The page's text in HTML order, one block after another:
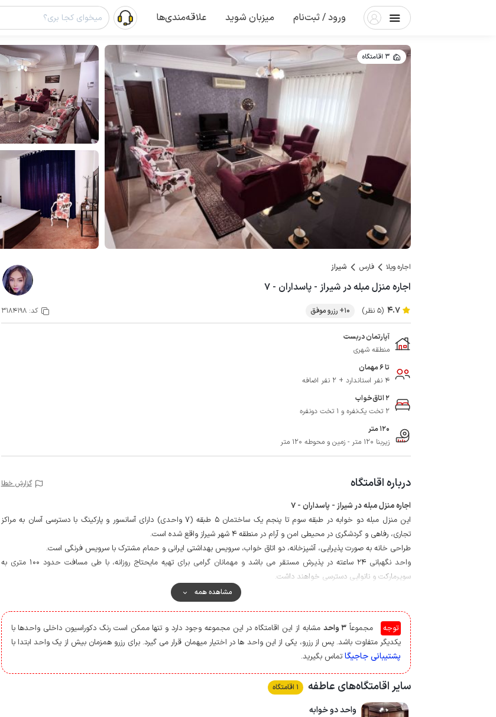
ورود / ثبت‌نام میزبان شوید علاقه‌مندی‌ها
3 اقامتگاه
اجاره ویلا فارس شیراز
اجاره منزل مبله در شیراز - پاسداران - ۷
4.7 (5 نظر) 10+ رزرو موفق کد:3184198
آپارتمان دربست
منطقه شهری
تا 6 مهمان
4 نفر استاندارد + 2 نفر اضافه
2 اتاق‌خواب
2 تخت یک‌نفره و 1 تخت دونفره
120 متر
زیربنا 120 متر - زمین و محوطه 120 متر
درباره اقامتگاه گزارش خطا
اجاره منزل مبله در شیراز - پاسداران - 7
این منزل مبله دو خوابه در طبقه سوم تا پنجم یک ساختمان 5 طبقه (7 واحدی) دارای آسانسور و پارکینگ با دسترسی آسان به مراکز
تجاری، رفاهی و گردشگری در محیطی امن و آرام در منطقه 4 شهر شیراز واقع شده است.
طراحی خانه به صورت پذیرایی، آشپزخانه، دو اتاق خواب، سرویس بهداشتی ایرانی و حمام مشترک با سرویس فرنگی است.
واحد نگهبانی 24 ساعته در پذیرش مستقر می باشد و مهمانان گرامی برای تهیه مایحتاج روزانه، با طی مسافت حدود 100 متری به
سوپرمارکت و نانوایی دسترسی خواهند داشت.
کیفیت پوشش شبکه تلفن همراه برای دو اپراتور همراه اول و ایرانسل در مکالمه عالی و دسترسی به اینترنت به صورت 4g می باشد.
باغ ارم شیراز، حمام وکیل، مسجد نصیر الملک، ارگ کریم خان زند، حافظیه، آرامگاه سعدی، باغ عصیف آباد، شاه چراخ، بوستان آزادی و
بوستان انقلاب از جاذبه های تاریخی و مناطق گردشگری این شهر زیبا می باشند.
مشاهده همه
توجه مجموعاً 3 واحد
مشابه از این اقامتگاه در این مجموعه وجود دارد و تنها ممکن است رنگ دکوراسیون داخلی واحدها با
یکدیگر متفاوت باشد. پس از رزرو، یکی از این واحد ها در اختیار میهمان قرار می گیرد. برای رزرو همزمان بیش از یک واحد ابتدا با
پشتیبانی جاجیگا تماس بگیرید.
سایر اقامتگاه‌های عاطفه 1 اقامتگاه
واحد دو خوابه